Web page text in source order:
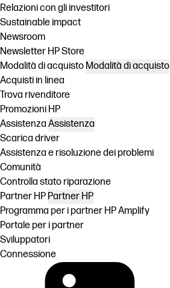
Relazioni con gli investitori
Sustainable impact
Newsroom
Newsletter HP Store
Modalità di acquisto Modalità di acquisto
Acquisti in linea
Trova rivenditore
Promozioni HP
Assistenza Assistenza
Scarica driver
Assistenza e risoluzione dei problemi
Comunità
Controlla stato riparazione
Partner HP Partner HP
Programma per i partner HP Amplify
Portale per i partner
Sviluppatori
Connessione